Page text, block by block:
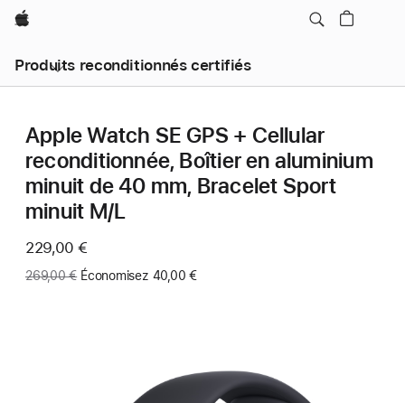
Apple
Produits reconditionnés certifiés
Apple Watch SE GPS + Cellular
reconditionnée, Boîtier en aluminium
minuit de 40 mm, Bracelet Sport
minuit M/L
Maintenant
229,00 €
Ancien
269,00 € Économisez 40,00 €